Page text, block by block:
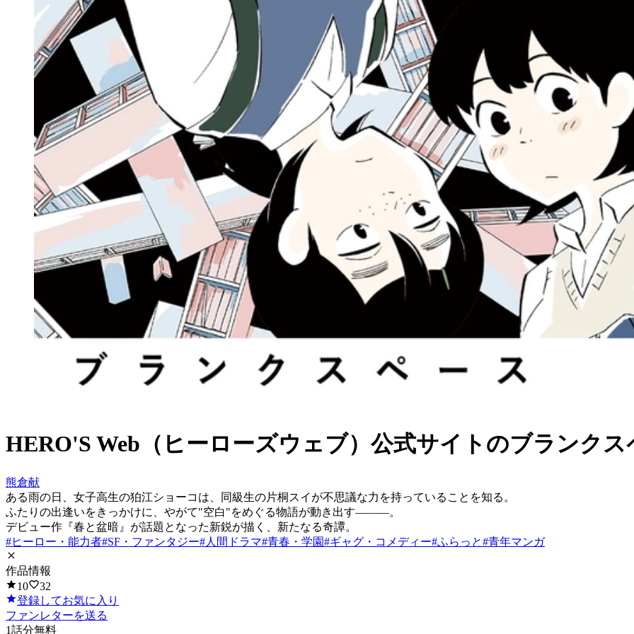
HERO'S Web（ヒーローズウェブ）公式サイト のブランクス
熊倉献
ある雨の日、女子高生の狛江ショーコは、同級生の片桐スイが不思議な力を持っていることを知る。
ふたりの出逢いをきっかけに、やがて"空白"をめぐる物語が動き出す―――。
デビュー作『春と盆暗』が話題となった新鋭が描く、新たなる奇譚。
#ヒーロー・能力者#SF・ファンタジー#人間ドラマ#青春・学園#ギャグ・コメディー#ふらっと#青年マンガ
作品情報
10
32
登録してお気に入り
ファンレターを送る
1話分無料